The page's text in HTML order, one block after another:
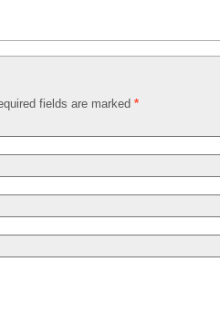
fields are marked *